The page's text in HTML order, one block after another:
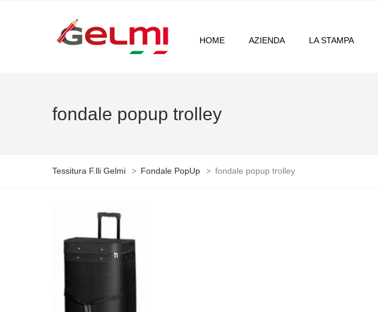
HOME AZIENDA LA STAMPA
fondale popup trolley
Tessitura F.lli Gelmi > Fondale PopUp > fondale popup trolley